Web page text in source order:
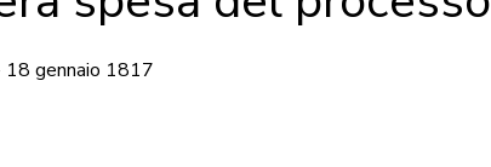
gennaio 1817